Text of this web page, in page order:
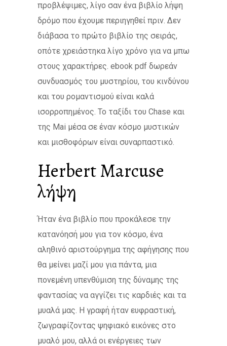
προβλέψιμες, λίγο σαν ένα βιβλίο λήψη
δρόμο που έχουμε περιηγηθεί πριν. Δεν
διάβασα το πρώτο βιβλίο της σειράς,
οπότε χρειάστηκα λίγο χρόνο για να μπω
στους χαρακτήρες. ebook pdf δωρεάν
συνδυασμός του μυστηρίου, του κινδύνου
και του ρομαντισμού είναι καλά
ισορροπημένος. Το ταξίδι του Chase και
της Mai μέσα σε έναν κόσμο μυστικών
και μισθοφόρων είναι συναρπαστικό.
Herbert Marcuse
λήψη
Ήταν ένα βιβλίο που προκάλεσε την
κατανόησή μου για τον κόσμο, ένα
αληθινό αριστούργημα της αφήγησης που
θα μείνει μαζί μου για πάντα, μια
πονεμένη υπενθύμιση της δύναμης της
φαντασίας να αγγίζει τις καρδιές και τα
μυαλά μας. Η γραφή ήταν ευφραστική,
ζωγραφίζοντας ψηφιακό εικόνες στο
μυαλό μου, αλλά οι ενέργειες των